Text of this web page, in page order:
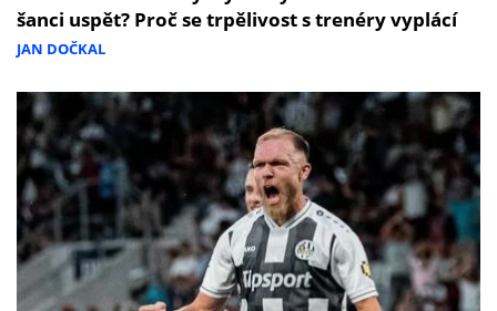
šanci uspět? Proč se trpělivost s trenéry vyplácí
JAN DOČKAL